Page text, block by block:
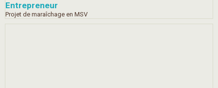
Entrepreneur
Projet de maraîchage en MSV